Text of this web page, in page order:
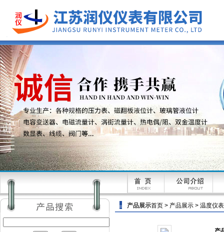
产品展示首页 > 产品展示 > 温度仪表